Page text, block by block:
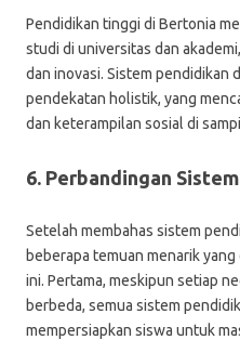
Pendidikan tinggi di Bertonia
studi di universitas dan
dan inovasi. Sistem pendidikan
pendekatan holistik, yang
dan keterampilan sosial di
6. Perbandingan
Setelah membahas sistem
beberapa temuan menarik
ini. Pertama, meskipun setiap
berbeda, semua sistem
mempersiapkan siswa untuk